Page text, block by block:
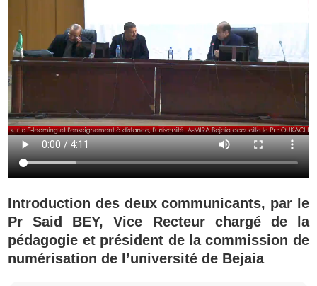
Introduction des deux communicants, par le
Pr Said BEY, Vice Recteur chargé de la
pédagogie et président de la commission de
numérisation de l’université de Bejaia